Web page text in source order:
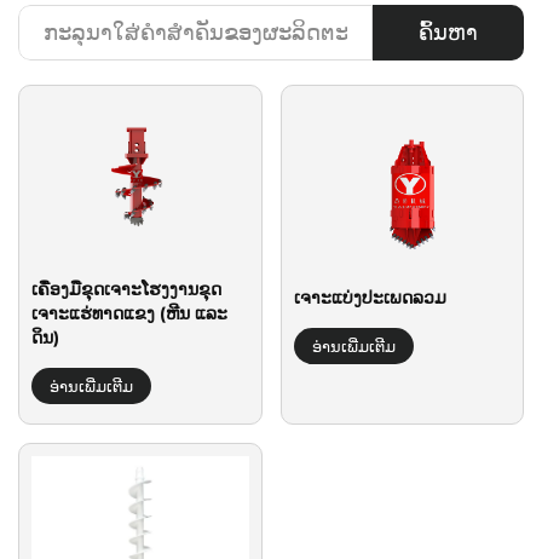
ຄົ້ນຫາ
ເຄື່ອງມືຂຸດເຈາະໂຮງງານຂຸດ
ເຈາະແຮ່ທາດແຂງ (ຫີນ ແລະ
ດິນ)
ອ່ານເພີ່ມເຕີມ
ເຈາະແບ່ງປະເພດລວມ
ອ່ານເພີ່ມເຕີມ